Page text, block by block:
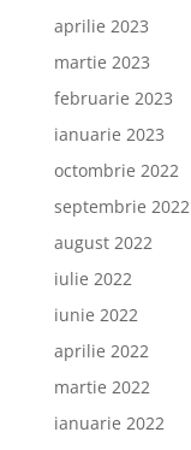
aprilie 2023
martie 2023
februarie 2023
ianuarie 2023
octombrie 2022
septembrie 2022
august 2022
iulie 2022
iunie 2022
aprilie 2022
martie 2022
ianuarie 2022